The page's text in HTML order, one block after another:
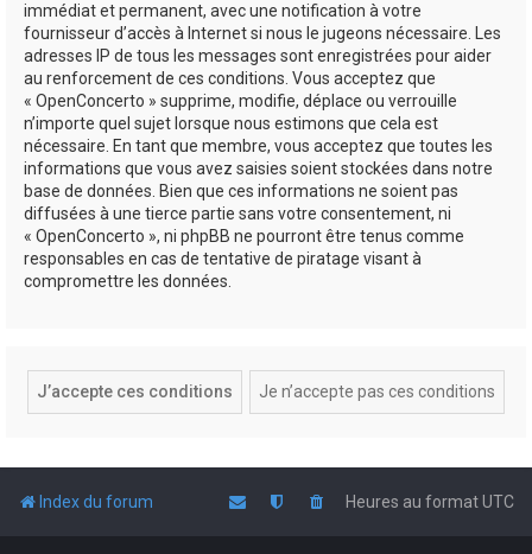
immédiat et permanent, avec une notification à votre
fournisseur d’accès à Internet si nous le jugeons nécessaire. Les
adresses IP de tous les messages sont enregistrées pour aider
au renforcement de ces conditions. Vous acceptez que
« OpenConcerto » supprime, modifie, déplace ou verrouille
n’importe quel sujet lorsque nous estimons que cela est
nécessaire. En tant que membre, vous acceptez que toutes les
informations que vous avez saisies soient stockées dans notre
base de données. Bien que ces informations ne soient pas
diffusées à une tierce partie sans votre consentement, ni
« OpenConcerto », ni phpBB ne pourront être tenus comme
responsables en cas de tentative de piratage visant à
compromettre les données.
Index du forum Heures au formatUTC